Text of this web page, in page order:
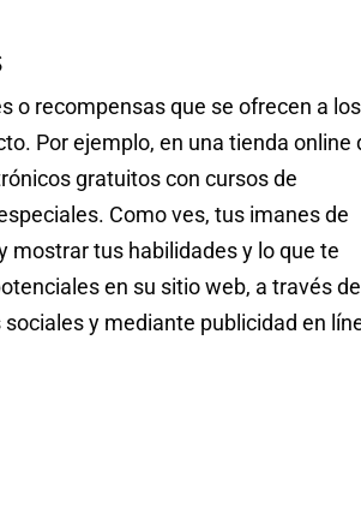
o recompensas que se ofrecen a los
Por ejemplo, en una tienda online
gratuitos con cursos de
Como ves, tus imanes de
mostrar tus habilidades y lo que te
en su sitio web, a través del
y mediante publicidad en